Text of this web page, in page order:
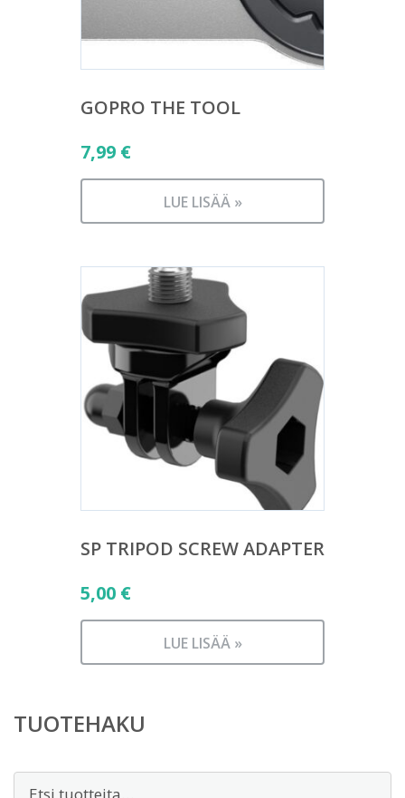
GOPRO THE TOOL
7,99 €
LUE LISÄÄ »
SP TRIPOD SCREW ADAPTER
5,00 €
LUE LISÄÄ »
TUOTEHAKU
Etsi: